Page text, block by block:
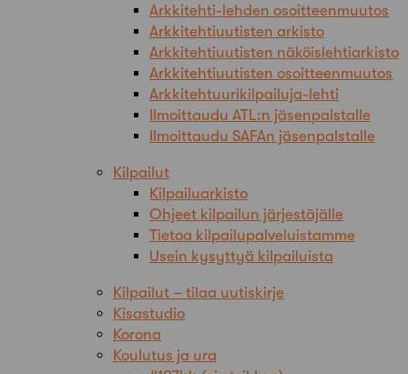
Arkkitehti-lehden osoitteenmuutos
Arkkitehtiuutisten arkisto
Arkkitehtiuutisten näköislehtiarkisto
Arkkitehtiuutisten osoitteenmuutos
Arkkitehtuurikilpailuja-lehti
Ilmoittaudu ATL:n jäsenpalstalle
Ilmoittaudu SAFAn jäsenpalstalle
Kilpailut
Kilpailuarkisto
Ohjeet kilpailun järjestäjälle
Tietoa kilpailupalveluistamme
Usein kysyttyä kilpailuista
Kilpailut – tilaa uutiskirje
Kisastudio
Korona
Koulutus ja ura